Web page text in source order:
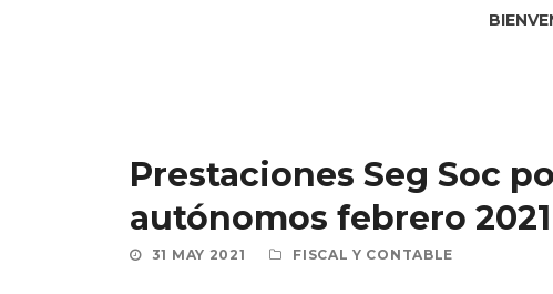
Prestaciones Seg Soc
autónomos febrero 2021
31 MAY 2021 FISCAL Y CONTABLE